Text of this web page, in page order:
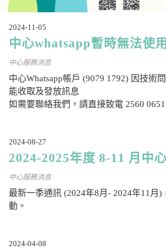
2024-11-05
中心whatsapp暫時無法使用
中心服務消息
中心Whatsapp帳戶 (9079 1792) 因技術
能收取及發放訊息
如需要聯絡我們，請直接致電 2560
2024-08-27
2024-2025年度 8-11 月中
中心服務消息
最新一季通訊 (2024年8月- 2024年11月)
動。
2024-04-08